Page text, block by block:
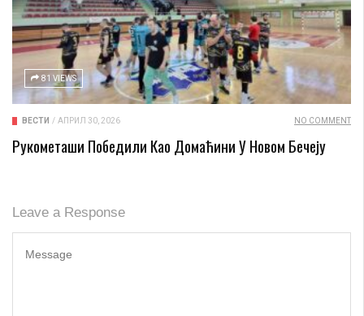
81 VIEWS
ВЕСТИ / АПРИЛ 30, 2026 NO COMMENT
Рукометаши Победили Као Домаћини У Новом Бечеју
Leave a Response